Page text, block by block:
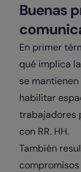
Buenas
En primer
qué implica
se
habilitar
trabajadores
con RR. HH.
También